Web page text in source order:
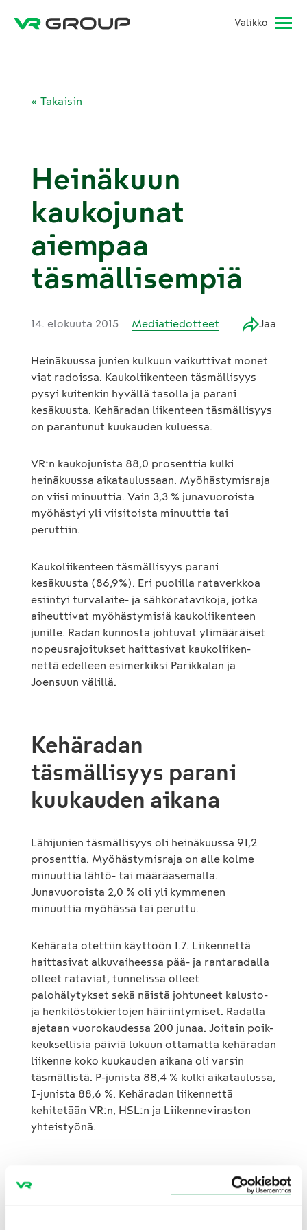
Valikko
« Takaisin
Heinäkuun
kaukojunat
aiempaa
täsmällisempiä
14. elokuuta 2015 Mediatiedotteet Jaa
Heinäkuussa junien kulkuun vaikuttivat monet
viat radoissa. Kaukoliikenteen täsmällisyys
pysyi kuitenkin hyvällä tasolla ja parani
kesäkuusta. Kehäradan liikenteen täsmällisyys
on parantunut kuukauden kuluessa.
VR:n kaukojunista 88,0 prosenttia kulki
heinäkuussa aikataulussaan. Myöhästymisraja
on viisi minuuttia. Vain 3,3 % junavuoroista
myöhästyi yli viisitoista minuuttia tai
peruttiin.
Kaukoliikenteen täsmällisyys parani
kesäkuusta (86,9%). Eri puolilla rataverkkoa
esiintyi turvalaite- ja sähköratavikoja, jotka
aiheuttivat myöhästymisiä kaukoliikenteen
junille. Radan kunnosta johtuvat ylimääräiset
nopeusrajoitukset haittasivat kaukoliiken-
nettä edelleen esimerkiksi Parikkalan ja
Joensuun välillä.
Kehäradan
täsmällisyys parani
kuukauden aikana
Lähijunien täsmällisyys oli heinäkuussa 91,2
prosenttia. Myöhästymisraja on alle kolme
minuuttia lähtö- tai määräasemalla.
Junavuoroista 2,0 % oli yli kymmenen
minuuttia myöhässä tai peruttu.
Kehärata otettiin käyttöön 1.7. Liikennettä
haittasivat alkuvaiheessa pää- ja rantaradalla
olleet rataviat, tunnelissa olleet
palohälytykset sekä näistä johtuneet kalusto-
ja henkilöstökiertojen häiriintymiset. Radalla
ajetaan vuorokaudessa 200 junaa. Joitain poik-
keuksellisia päiviä lukuun ottamatta kehäradan
liikenne koko kuukauden aikana oli varsin
täsmällistä. P-junista 88,4 % kulki aikataulussa,
I-junista 88,6 %. Kehäradan liikennettä
kehitetään VR:n, HSL:n ja Liikenneviraston
yhteistyönä.
Tavarajunat täsmällisiä